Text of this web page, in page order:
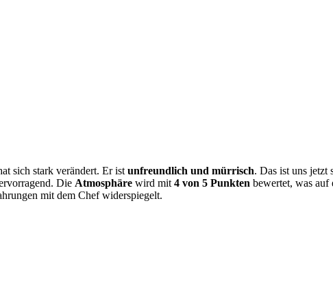
sich stark verändert. Er ist unfreundlich und mürrisch. Das ist uns jetzt
Die Atmosphäre wird mit 4 von 5 Punkten bewertet, was auf
mit dem Chef widerspiegelt.